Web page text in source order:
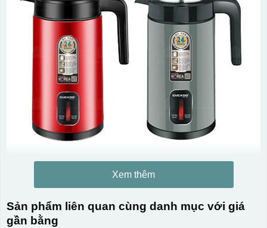
Xem thêm
Sản phẩm liên quan cùng danh mục với giá
gần bằng